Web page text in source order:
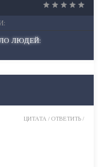
ЛЮДЕЙ:
ЦИТАТА / ОТВЕТИТЬ /